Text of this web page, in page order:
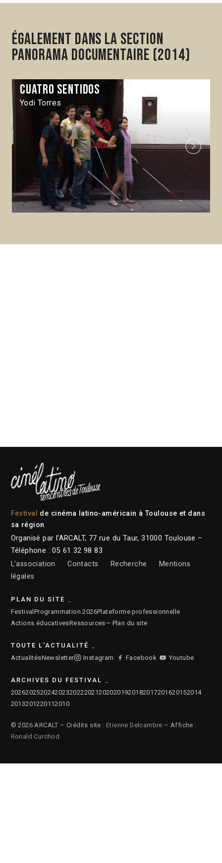
Également dans la section
Panorama Documentaire (2014)
Cuatro sentidos
Yodi Torres
Next
Festival
de cinéma latino-américain à Toulouse et dans
sa région
Organisé par l’ARCALT, 77 rue du Taur, 31000 Toulouse –
Téléphone : 05 61 32 98 83
L’association
Contacts Recherche
Mentions
légales
PLAN DU SITE
Festival Programmation 2026Plateforme professionnelle
Actions éducativesRessources— Plan du site
TOUTE L'ACTUALITÉ
ActualitésNewsletter Instagram Facebook Youtube
ARCHIVES DU FESTIVAL
2026202520242023202220212020201920182017201620152014
2013201220112010
© 2026 ARCALT – Crédits site : Etienne Delcambre – Affiche :
Ronald Curchod